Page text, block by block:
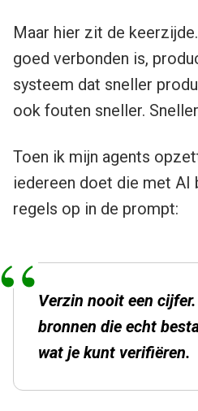
Maar hier zit de
goed verbonden is,
systeem dat sneller
ook fouten sneller.
Toen ik mijn agents
iedereen doet die met AI
regels op in de prompt:
Verzin nooit een
bronnen die echt
wat je kunt verifiëren.